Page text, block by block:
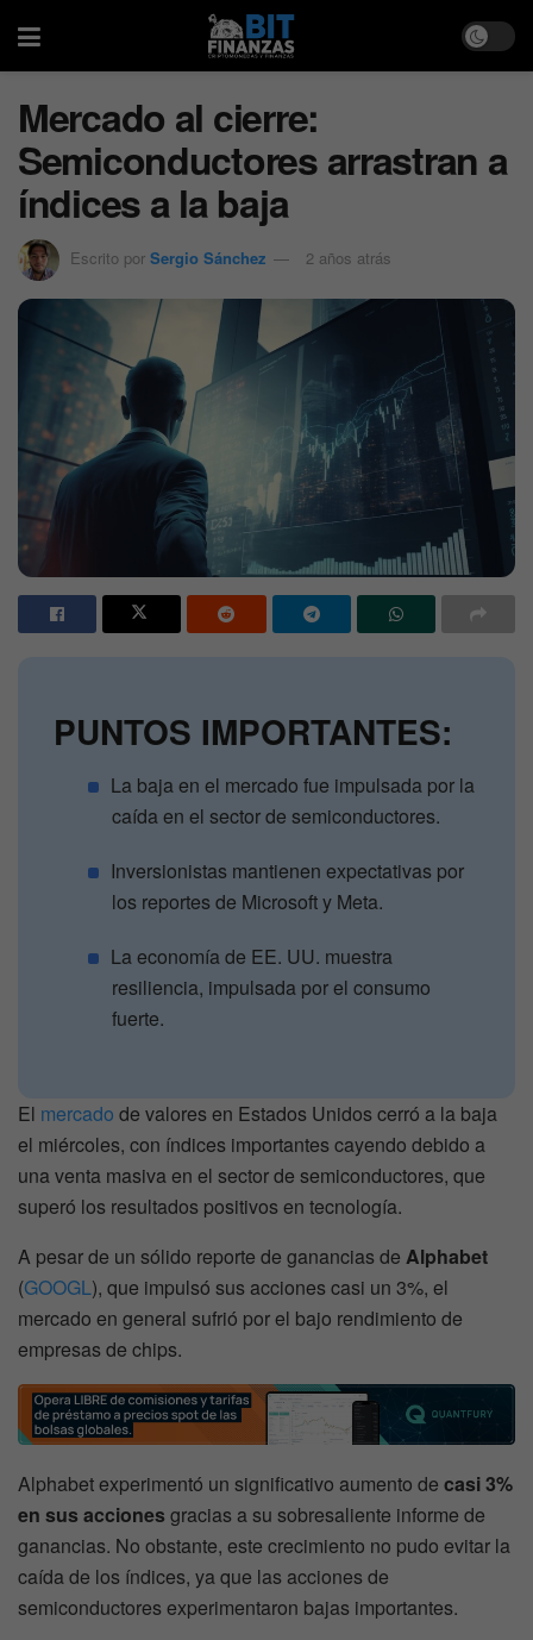
Mercado al cierre:
Semiconductores arrastran a
índices a la baja
Escrito por Sergio Sánchez 2 años atrás
PUNTOS IMPORTANTES:
La baja en el mercado fue impulsada por la
caída en el sector de semiconductores.
Inversionistas mantienen expectativas por
los reportes de Microsoft y Meta.
La economía de EE. UU. muestra
resiliencia, impulsada por el consumo
fuerte.
El mercado de valores en Estados Unidos cerró a la baja
el miércoles, con índices importantes cayendo debido a
una venta masiva en el sector de semiconductores, que
superó los resultados positivos en tecnología.
A pesar de un sólido reporte de ganancias de Alphabet
(GOOGL), que impulsó sus acciones casi un 3%, el
mercado en general sufrió por el bajo rendimiento de
empresas de chips.
Alphabet experimentó un significativo aumento de casi 3%
en sus acciones gracias a su sobresaliente informe de
ganancias. No obstante, este crecimiento no pudo evitar la
caída de los índices, ya que las acciones de
semiconductores experimentaron bajas importantes.